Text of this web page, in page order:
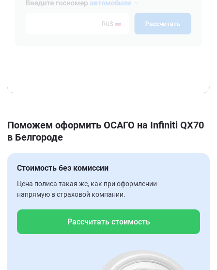
Поможем оформить ОСАГО на Infiniti QX70
в Белгороде
Стоимость без комиссии
Цена полиса такая же, как при оформлении
напрямую в страховой компании.
Рассчитать стоимость